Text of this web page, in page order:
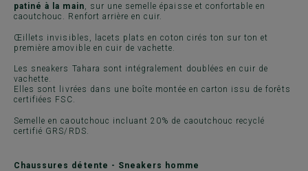
patiné à la main, sur une semelle épaisse et confortable en
caoutchouc. Renfort arrière en cuir.
Œillets invisibles, lacets plats en coton cirés ton sur ton et
première amovible en cuir de vachette.
Les sneakers Tahara sont intégralement doublées en cuir de
vachette.
Elles sont livrées dans une boîte montée en carton issu de forêts
certifiées FSC.
Semelle en caoutchouc incluant 20% de caoutchouc recyclé
certifié GRS/RDS.
Chaussures détente - Sneakers homme